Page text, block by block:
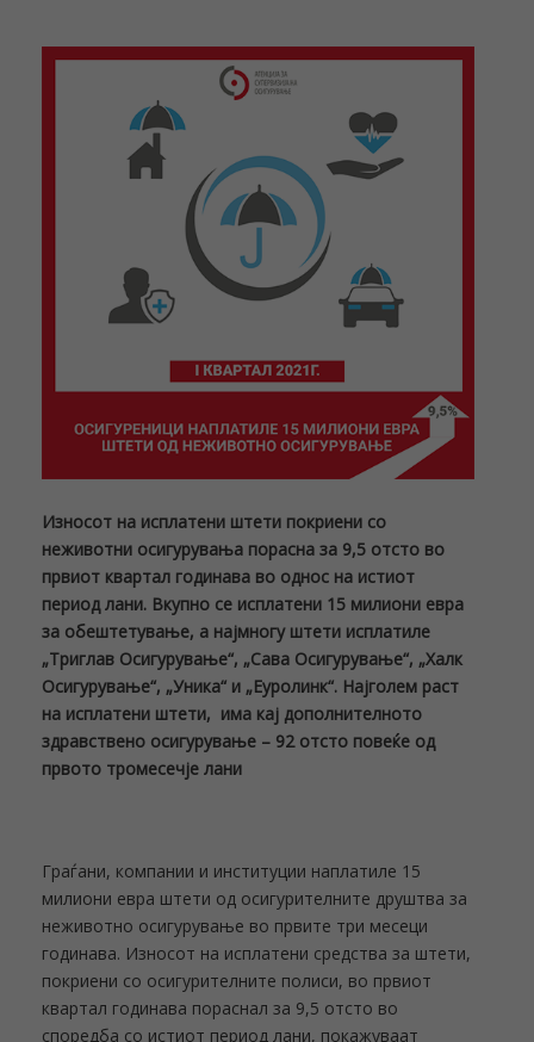
Износот на исплатени штети покриени со
неживотни осигурувања порасна за 9,5 отсто во
првиот квартал годинава во однос на истиот
период лани. Вкупно се исплатени 15 милиони евра
за обештетување, а најмногу штети исплатиле
„Триглав Осигурување“, „Сава Осигурување“, „Халк
Осигурување“, „Уника“ и „Еуролинк“. Најголем раст
на исплатени штети, има кај дополнителното
здравствено осигурување – 92 отсто повеќе од
првото тромесечје лани
Граѓани, компании и институции наплатиле 15
милиони евра штети од осигурителните друштва за
неживотно осигурување во првите три месеци
годинава. Износот на исплатени средства за штети,
покриени со осигурителните полиси, во првиот
квартал годинава пораснал за 9,5 отсто во
споредба со истиот период лани, покажуваат